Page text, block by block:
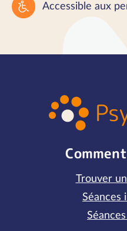
Accessible aux
Trouver
Séances